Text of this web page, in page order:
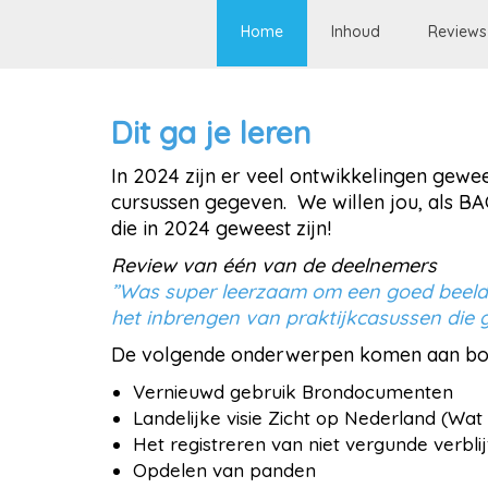
Home Inhoud Reviews
Dit ga je leren
In 2024 zijn er veel ontwikkelingen
cursussen gegeven. We willen jou, als
die in 2024 geweest zijn!
Review van één van de deelnemers
”Was super leerzaam om een goed
het inbrengen van praktijkcasussen die
De volgende onderwerpen komen aan
Vernieuwd gebruik Brondocumenten
Landelijke visie Zicht op Nederland
Het registreren van niet vergunde
Opdelen van panden